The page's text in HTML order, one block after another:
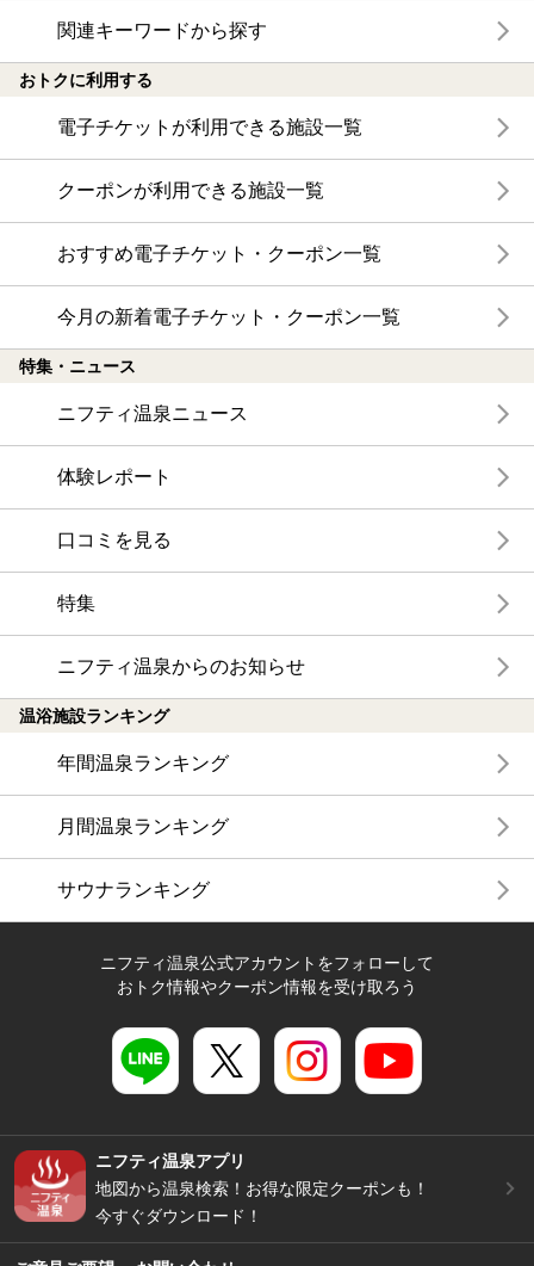
関連キーワードから探す
おトクに利用する
電子チケットが利用できる施設一覧
クーポンが利用できる施設一覧
おすすめ電子チケット・クーポン一覧
今月の新着電子チケット・クーポン一覧
特集・ニュース
ニフティ温泉ニュース
体験レポート
口コミを見る
特集
ニフティ温泉からのお知らせ
温浴施設ランキング
年間温泉ランキング
月間温泉ランキング
サウナランキング
ニフティ温泉公式アカウントをフォローして
おトク情報やクーポン情報を受け取ろう
ニフティ温泉アプリ
地図から温泉検索！お得な限定クーポンも！
今すぐダウンロード！